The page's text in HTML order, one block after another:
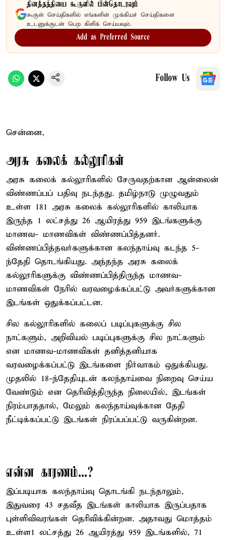
தினத்தந்தியை கூகுளில் பின்தொடரவும்
கூகுள் செய்திகளில் எங்களின் முக்கியச் செய்திகளை
உடனுக்குடன் பெற கிளிக் செய்யவும்.
Add as Preferred Source
Follow Us
சென்னை,
அரசு கலைக் கல்லூரிகள்
அரசு கலைக் கல்லூரிகளில் சேருவதற்கான ஆன்லைன்
விண்ணப்பப் பதிவு நடந்தது. தமிழ்நாடு முழுவதும்
உள்ள 181 அரசு கலைக் கல்லூரிகளில் காலியாக
இருந்த 1 லட்சத்து 26 ஆயிரத்து 959 இடங்களுக்கு
மாணவ- மாணவிகள் விண்ணப்பித்தனர்.
விண்ணப்பித்தவர்களுக்கான கலந்தாய்வு கடந்த 5-
ந்தேதி தொடங்கியது. அந்தந்த அரசு கலைக்
கல்லூரிகளுக்கு விண்ணப்பித்திருந்த மாணவ-
மாணவிகள் நேரில் வரவழைக்கப்பட்டு அவர்களுக்கான
இடங்கள் ஒதுக்கப்பட்டன.
சில கல்லூரிகளில் கலைப் படிப்புகளுக்கு சில
நாட்களும், அறிவியல் படிப்புகளுக்கு சில நாட்களும்
என மாணவ-மாணவிகள் தனித்தனியாக
வரவழைக்கப்பட்டு இடங்களை நிர்வாகம் ஒதுக்கியது.
முதலில் 18-ந்தேதியுடன் கலந்தாய்வை நிறைவு செய்ய
வேண்டும் என தெரிவித்திருந்த நிலையில், இடங்கள்
நிரம்பாததால், மேலும் கலந்தாய்வுக்கான தேதி
நீட்டிக்கப்பட்டு இடங்கள் நிரப்பப்பட்டு வருகின்றன.
என்ன காரணம்...?
இப்படியாக கலந்தாய்வு தொடங்கி நடந்தாலும்,
இதுவரை 43 சதவீத இடங்கள் காலியாக இருப்பதாக
புள்ளிவிவரங்கள் தெரிவிக்கின்றன. அதாவது மொத்தம்
உள்ள1 லட்சத்து 26 ஆயிரத்து 959 இடங்களில், 71